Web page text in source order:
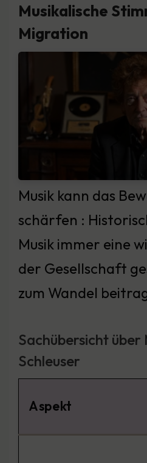
Musikalische
Migration
Musik kann das
schärfen :
Musik immer eine
der Gesellschaft
zum Wandel
Sachübersicht
Schleuser
Aspekt